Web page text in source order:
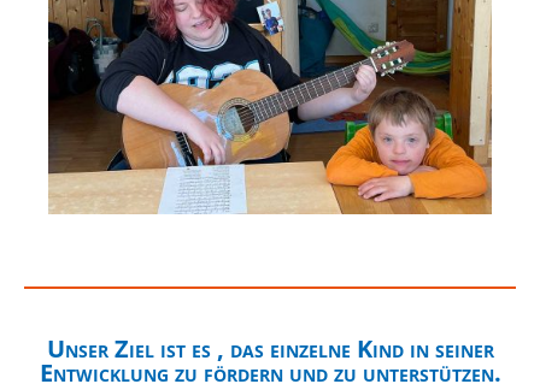
Unser Ziel ist es , das einzelne Kind in seiner
Entwicklung zu fördern und zu unterstützen.